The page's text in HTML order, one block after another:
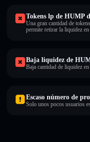
Tokens lp de HUMP
Una gran cantidad de
permite retirar la liquidez
Baja liquidez de
Baja cantidad de liquidez
Escaso número de
Solo unos pocos usuarios